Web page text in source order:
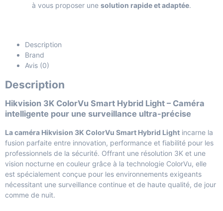
à vous proposer une solution rapide et adaptée.
Description
Brand
Avis (0)
Description
Hikvision 3K ColorVu Smart Hybrid Light – Caméra
intelligente pour une surveillance ultra-précise
La caméra Hikvision 3K ColorVu Smart Hybrid Light incarne la
fusion parfaite entre innovation, performance et fiabilité pour les
professionnels de la sécurité. Offrant une résolution 3K et une
vision nocturne en couleur grâce à la technologie ColorVu, elle
est spécialement conçue pour les environnements exigeants
nécessitant une surveillance continue et de haute qualité, de jour
comme de nuit.